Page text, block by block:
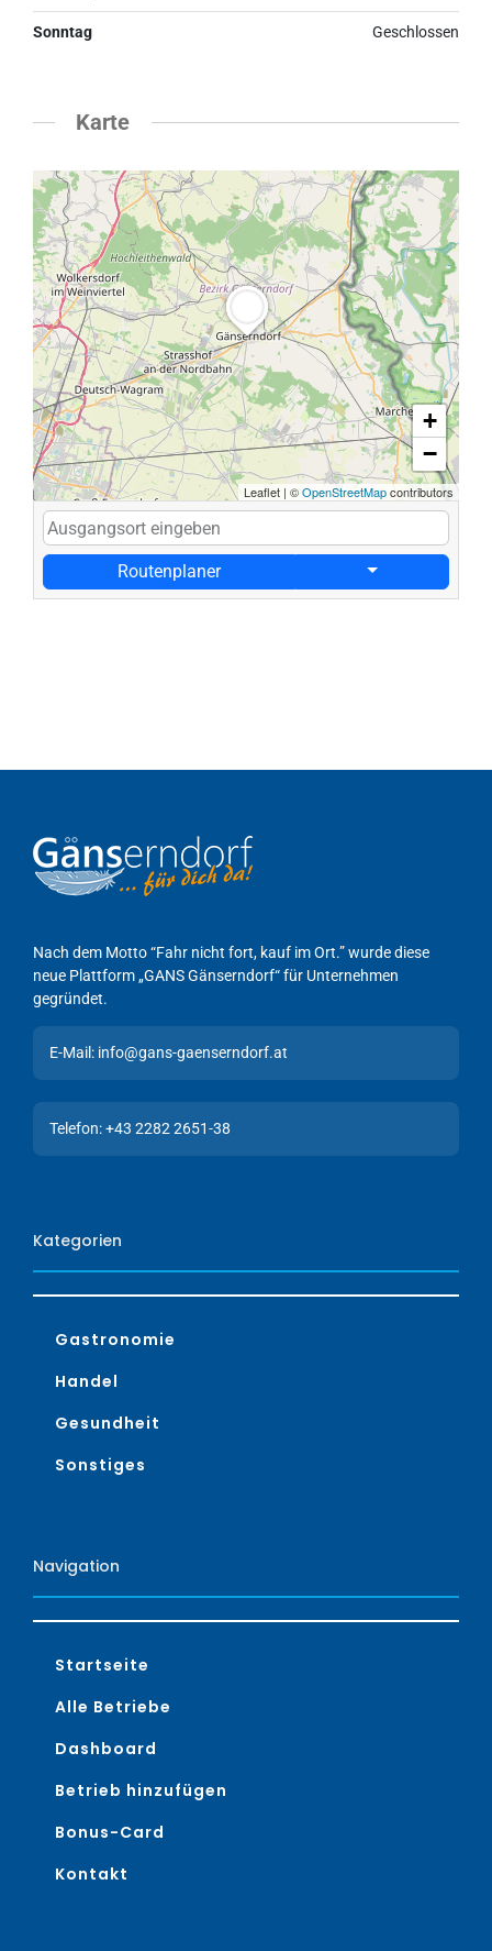
Sonntag Geschlossen
Karte
+
−
Leaflet | ©OpenStreetMapcontributors
Routenplaner
Nach dem Motto “Fahr nicht fort, kauf im Ort.” wurde diese
neue Plattform „GANS Gänserndorf“ für Unternehmen
gegründet.
E-Mail: info@gans-gaenserndorf.at
Telefon: +43 2282 2651-38
Kategorien
Gastronomie
Handel
Gesundheit
Sonstiges
Navigation
Startseite
Alle Betriebe
Dashboard
Betrieb hinzufügen
Bonus-Card
Kontakt